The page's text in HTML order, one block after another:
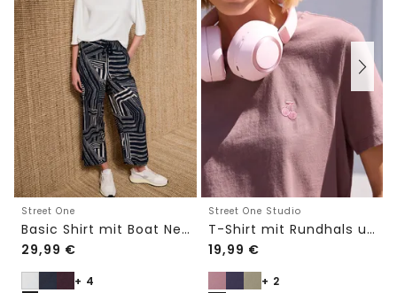
Street One
Basic Shirt mit Boat Neck und Elastikbund
29,99 €
+ 4
Street One Studio
T-Shirt mit Rundhals und Embroidery-Detail
19,99 €
+ 2